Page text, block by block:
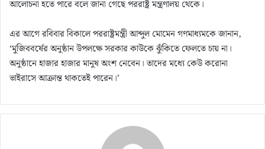
আলোচনা হতে পারে বলে জানা গেছে পররাষ্ট্র মন্ত্রণালয় থেকে।
এর আগে রবিবার বিকালে পররাষ্ট্রমন্ত্রী আব্দুল মোমেন গণমাধ্যমকে জানান,
‘মুজিববর্ষের অনুষ্ঠান উপলক্ষে সরকার কাউকে ঝুঁকিতে ফেলতে চায় না।
অনুষ্ঠানে হাজার হাজার মানুষ অংশ নেবেন। তাদের মধ্যে কেউ করোনা
ভাইরাসে আক্রান্ত থাকতেই পারেন।’